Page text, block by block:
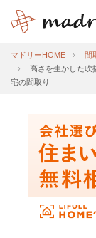
マドリーHOME
間
高さを生かした吹
宅の間取り